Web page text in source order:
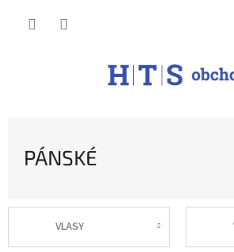
PÁNSKÉ
VLASY